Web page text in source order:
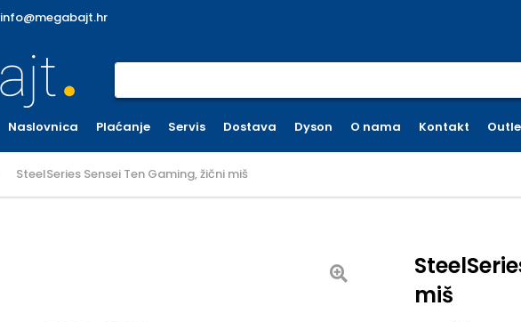
info@megabajt.hr
Naslovnica Plaćanje Servis Dostava Dyson O nama Kontakt
SteelSeries Sensei Ten Gaming, žični miš
miš